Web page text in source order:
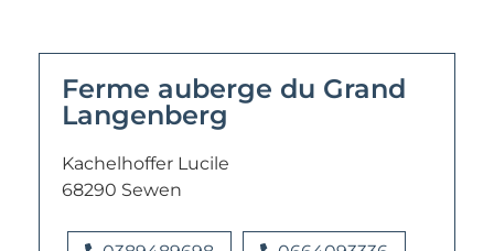
Ferme auberge du Grand
Langenberg
Kachelhoffer Lucile
68290 Sewen